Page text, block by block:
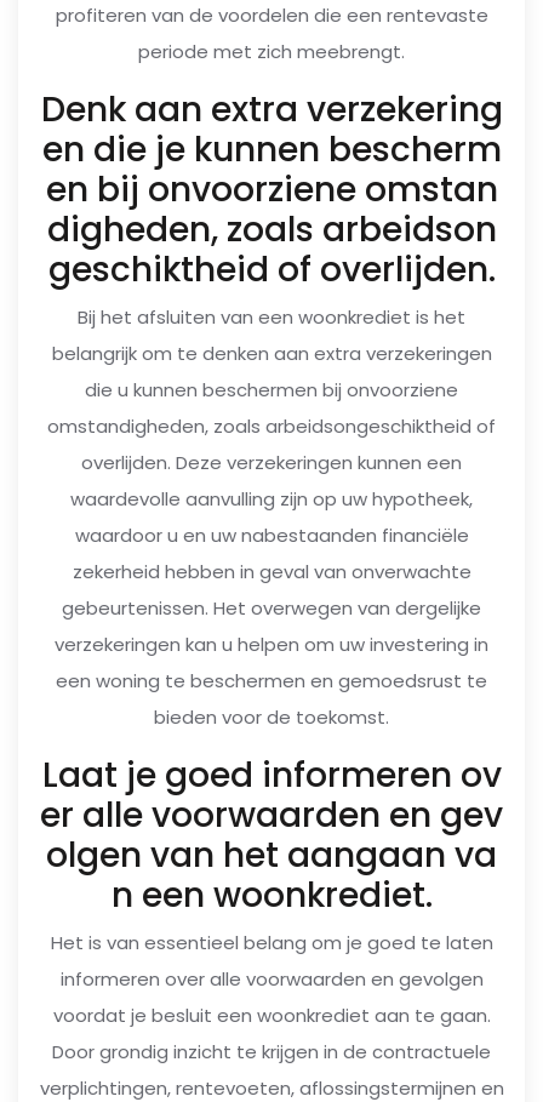
profiteren van de voordelen die een rentevaste
periode met zich meebrengt.
Denk aan extra verzekering
en die je kunnen bescherm
en bij onvoorziene omstan
digheden, zoals arbeidson
geschiktheid of overlijden.
Bij het afsluiten van een woonkrediet is het
belangrijk om te denken aan extra verzekeringen
die u kunnen beschermen bij onvoorziene
omstandigheden, zoals arbeidsongeschiktheid of
overlijden. Deze verzekeringen kunnen een
waardevolle aanvulling zijn op uw hypotheek,
waardoor u en uw nabestaanden financiële
zekerheid hebben in geval van onverwachte
gebeurtenissen. Het overwegen van dergelijke
verzekeringen kan u helpen om uw investering in
een woning te beschermen en gemoedsrust te
bieden voor de toekomst.
Laat je goed informeren ov
er alle voorwaarden en gev
olgen van het aangaan va
n een woonkrediet.
Het is van essentieel belang om je goed te laten
informeren over alle voorwaarden en gevolgen
voordat je besluit een woonkrediet aan te gaan.
Door grondig inzicht te krijgen in de contractuele
verplichtingen, rentevoeten, aflossingstermijnen en